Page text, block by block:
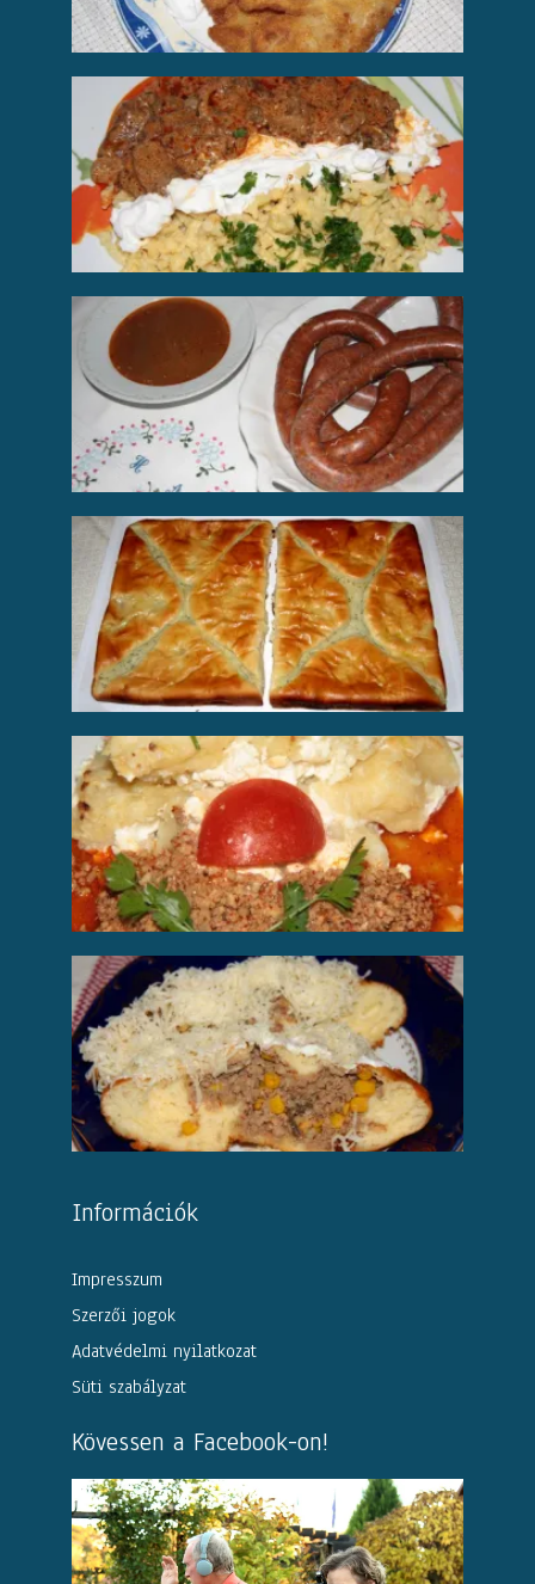
Információk
Impresszum
Szerzői jogok
Adatvédelmi nyilatkozat
Süti szabályzat
Kövessen a Facebook-on!